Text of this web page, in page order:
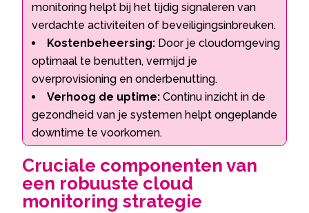
monitoring helpt bij het tijdig signaleren van
verdachte activiteiten of beveiligingsinbreuken.
Kostenbeheersing: Door je cloudomgeving
optimaal te benutten, vermijd je
overprovisioning en onderbenutting.
Verhoog de uptime: Continu inzicht in de
gezondheid van je systemen helpt ongeplande
downtime te voorkomen.
Cruciale componenten van
een robuuste cloud
monitoring strategie